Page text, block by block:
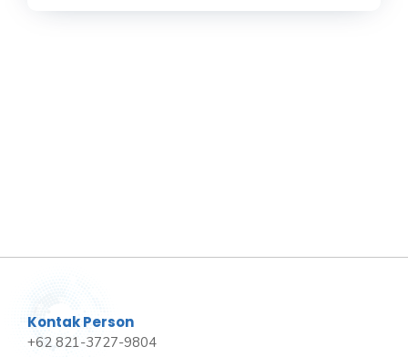
Kontak Person
+62 821-3727-9804